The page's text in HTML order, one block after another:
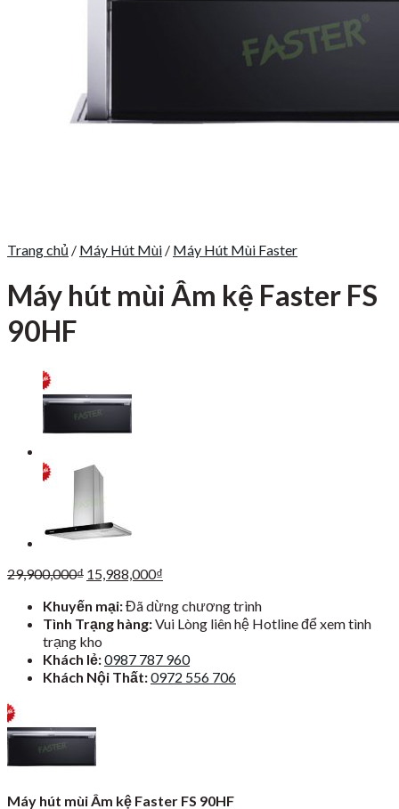
Trang chủ / Máy Hút Mùi / Máy Hút Mùi Faster
Máy hút mùi Âm kệ Faster FS
90HF
29,900,000₫ Giá
là:
29,900,000₫.
15,988,000₫
tại
là:
Khuyến mại:Đã dừng chương trình
Tình Trạng hàng:Vui Lòng liên hệ Hotline để xem tình
trạng kho
Khách lẻ:0987 787 960
Khách Nội Thất:0972 556 706
Máy hút mùi Âm kệ Faster FS 90HF